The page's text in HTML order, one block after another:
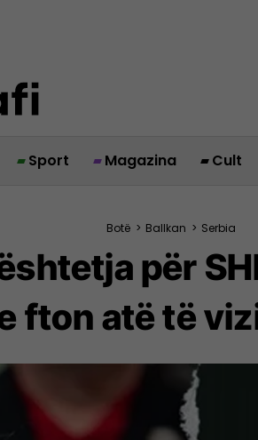
Sport Magazina Cult
Botë > Ballkan > Serbia
për
fton atë të